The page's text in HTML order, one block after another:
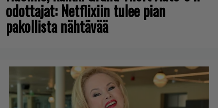
odottajat: Netflixiin tulee pian
pakollista nähtävää